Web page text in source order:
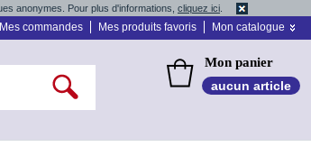
anonymes. Pour plus d'informations, cliquez ici
Mes commandes Mes produits favoris Mon catalogue
Mon panier
aucun article